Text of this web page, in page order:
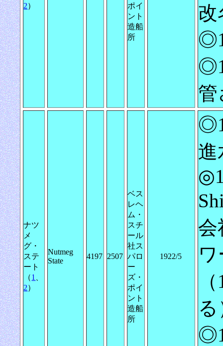
2）
ポイ
ント
造船
所
改
管
ナツ
メ
グ・
ステ
ート
（1
2）
Nutmeg
State
4197 2507
ベス
レヘ
ム・
スチ
ール
社ス
パロ
ー
ズ・
ポイ
ント
造船
所
1922/5
進
会